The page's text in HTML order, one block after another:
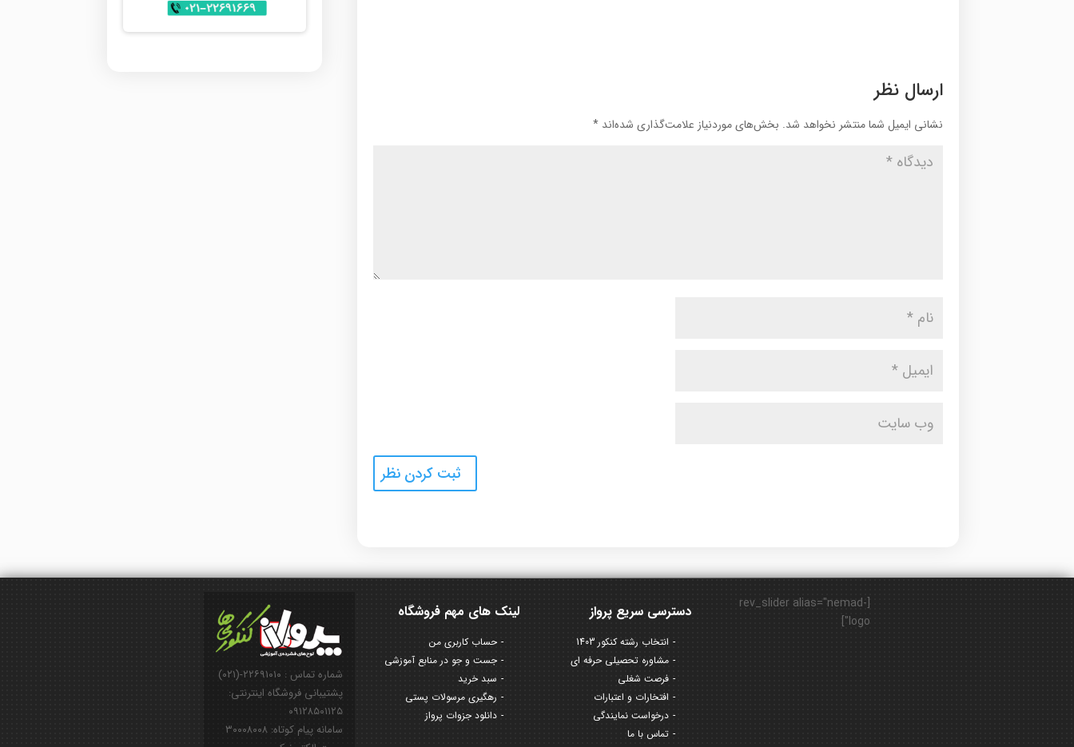
ارسال نظر
نشانی ایمیل شما منتشر نخواهد شد. بخش‌های موردنیاز علامت‌گذاری شده‌اند*
شماره تماس : ۲۲۶۹۱۰۱۰-(۰۲۱)
پشتیبانی فروشگاه اینترنتی:
۰۹۱۲۸۵۰۱۱۲۵
سامانه پیام کوتاه: ۳۰۰۰۸۰۰۸
لینک های مهم فروشگاه
حساب کاربری من
جست و جو در منابع آموزشی
سبد خرید
رهگیری مرسولات پستی
دانلود جزوات پرواز
دسترسی سریع پرواز
انتخاب رشته کنکور 1403
مشاوره تحصیلی حرفه ای
فرصت شغلی
افتخارات و اعتبارات
درخواست نمایندگی
تماس با ما
[rev_slider alias="nemad-
logo"]